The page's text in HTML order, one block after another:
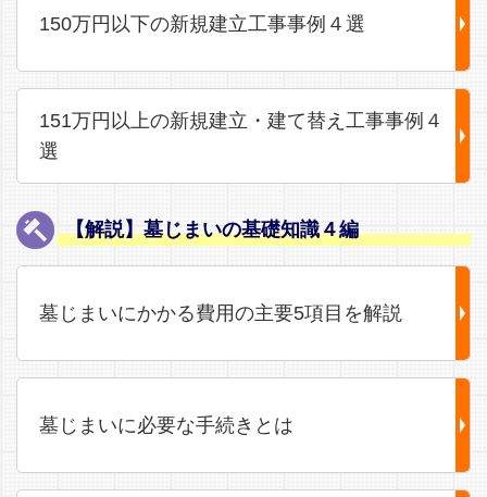
150万円以下の新規建立工事事例４選
151万円以上の新規建立・建て替え工事事例４
選
【解説】墓じまいの基礎知識４編
墓じまいにかかる費用の主要5項目を解説
墓じまいに必要な手続きとは